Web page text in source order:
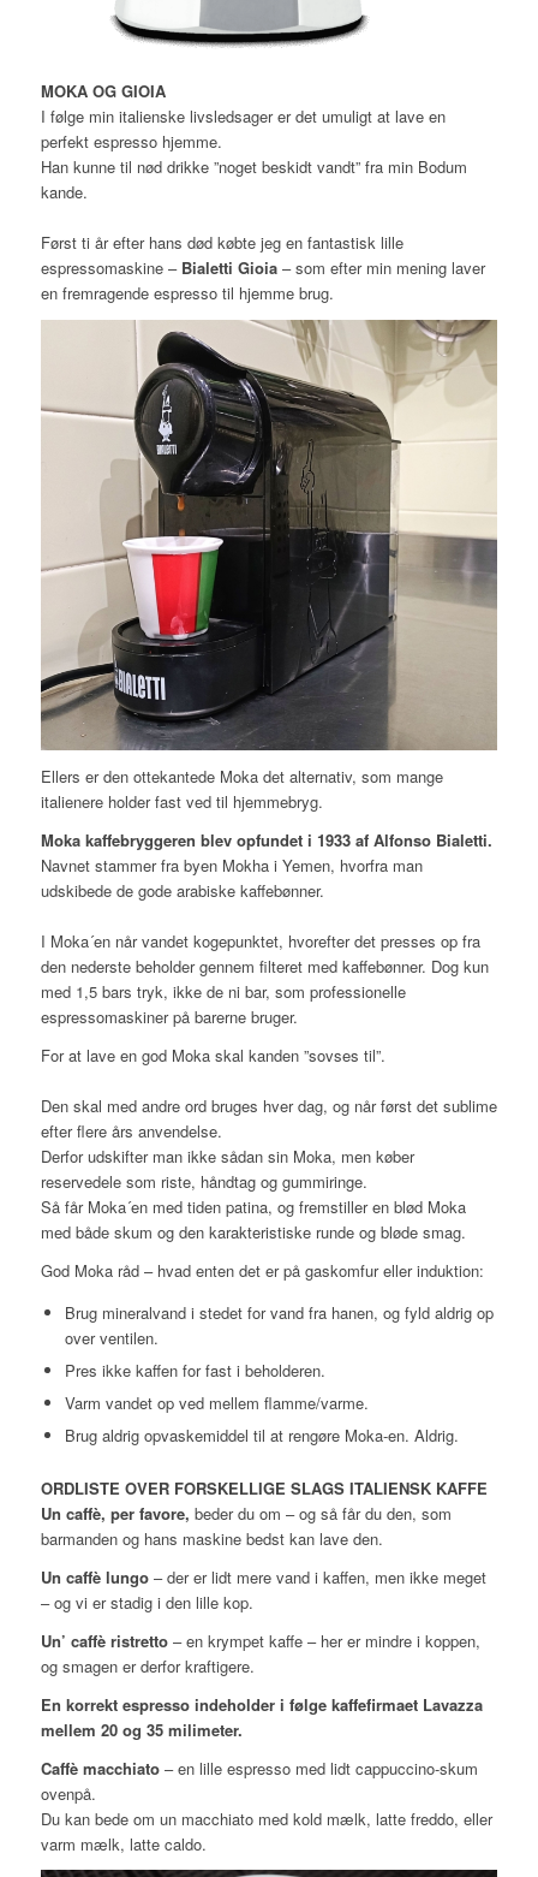
MOKA OG GIOIA
I følge min italienske livsledsager er det umuligt at lave en
perfekt espresso hjemme.
Han kunne til nød drikke ”noget beskidt vandt” fra min Bodum
kande.
Først ti år efter hans død købte jeg en fantastisk lille
espressomaskine – Bialetti Gioia – som efter min mening laver
en fremragende espresso til hjemme brug.
Ellers er den ottekantede Moka det alternativ, som mange
italienere holder fast ved til hjemmebryg.
Moka kaffebryggeren blev opfundet i 1933 af Alfonso Bialetti.
Navnet stammer fra byen Mokha i Yemen, hvorfra man
udskibede de gode arabiske kaffebønner.
I Moka´en når vandet kogepunktet, hvorefter det presses op fra
den nederste beholder gennem filteret med kaffebønner. Dog kun
med 1,5 bars tryk, ikke de ni bar, som professionelle
espressomaskiner på barerne bruger.
For at lave en god Moka skal kanden ”sovses til”.
Den skal med andre ord bruges hver dag, og når først det sublime
efter flere års anvendelse.
Derfor udskifter man ikke sådan sin Moka, men køber
reservedele som riste, håndtag og gummiringe.
Så får Moka´en med tiden patina, og fremstiller en blød Moka
med både skum og den karakteristiske runde og bløde smag.
God Moka råd – hvad enten det er på gaskomfur eller induktion:
Brug mineralvand i stedet for vand fra hanen, og fyld aldrig op
over ventilen.
Pres ikke kaffen for fast i beholderen.
Varm vandet op ved mellem flamme/varme.
Brug aldrig opvaskemiddel til at rengøre Moka-en. Aldrig.
ORDLISTE OVER FORSKELLIGE SLAGS ITALIENSK KAFFE
Un caffè, per favore, beder du om – og så får du den, som
barmanden og hans maskine bedst kan lave den.
Un caffè lungo– der er lidt mere vand i kaffen, men ikke meget
– og vi er stadig i den lille kop.
Un’ caffè ristretto– en krympet kaffe – her er mindre i koppen,
og smagen er derfor kraftigere.
En korrekt espresso indeholder i følge kaffefirmaet Lavazza
mellem 20 og 35 milimeter.
Caffè macchiato– en lille espresso med lidt cappuccino-skum
ovenpå.
Du kan bede om un macchiato med kold mælk, latte freddo, eller
varm mælk, latte caldo.